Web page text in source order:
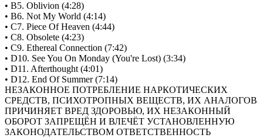
• B5. Oblivion (4:28)
• B6. Not My World (4:14)
• C7. Piece Of Heaven (4:44)
• C8. Obsolete (4:23)
• C9. Ethereal Connection (7:42)
• D10. See You On Monday (You're Lost) (3:34)
• D11. Afterthought (4:01)
• D12. End Of Summer (7:14)
НЕЗАКОННОЕ ПОТРЕБЛЕНИЕ НАРКОТИЧЕСКИХ
СРЕДСТВ, ПСИХОТРОПНЫХ ВЕЩЕСТВ, ИХ АНАЛОГОВ
ПРИЧИНЯЕТ ВРЕД ЗДОРОВЬЮ, ИХ НЕЗАКОННЫЙ
ОБОРОТ ЗАПРЕЩЁН И ВЛЕЧЁТ УСТАНОВЛЕННУЮ
ЗАКОНОДАТЕЛЬСТВОМ ОТВЕТСТВЕННОСТЬ